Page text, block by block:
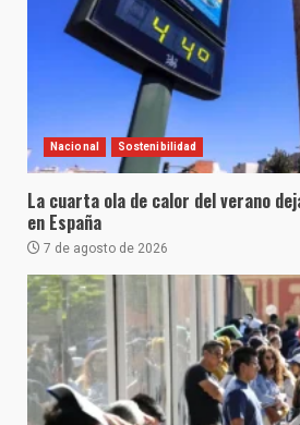
Nacional Sostenibilidad
La cuarta ola de calor del verano
en España
7 de agosto de 2026